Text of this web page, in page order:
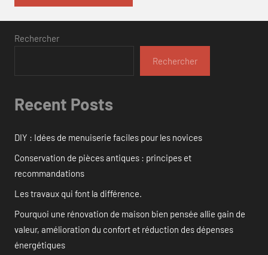
Rechercher
Rechercher
Recent Posts
DIY : Idées de menuiserie faciles pour les novices
Conservation de pièces antiques : principes et
recommandations
Les travaux qui font la différence.
Pourquoi une rénovation de maison bien pensée allie gain de
valeur, amélioration du confort et réduction des dépenses
énergétiques